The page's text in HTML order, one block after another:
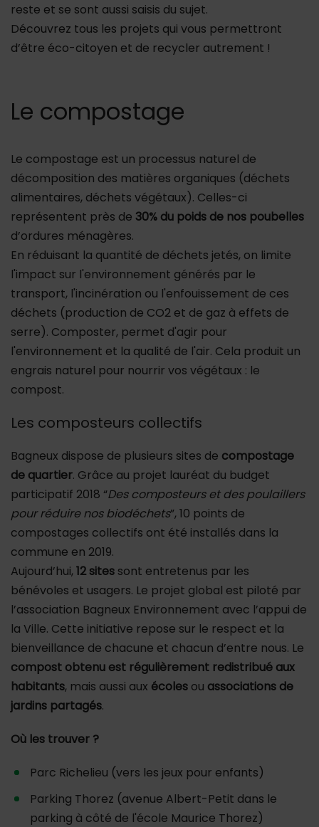
reste et se sont aussi saisis du sujet.
Découvrez tous les projets qui vous permettront
d’être éco-citoyen et de recycler autrement !
Le compostage
Le compostage est un processus naturel de
décomposition des matières organiques (déchets
alimentaires, déchets végétaux). Celles-ci
représentent près de 30% du poids de nos poubelles
d’ordures ménagères.
En réduisant la quantité de déchets jetés, on limite
l'impact sur l'environnement générés par le
transport, l'incinération ou l'enfouissement de ces
déchets (production de CO2 et de gaz à effets de
serre). Composter, permet d'agir pour
l'environnement et la qualité de l'air. Cela produit un
engrais naturel pour nourrir vos végétaux : le
compost.
Les composteurs collectifs
Bagneux dispose de plusieurs sites de compostage
de quartier. Grâce au projet lauréat du budget
participatif 2018 “Des composteurs et des poulaillers
pour réduire nos biodéchets”, 10 points de
compostages collectifs ont été installés dans la
commune en 2019.
Aujourd’hui, 12 sites sont entretenus par les
bénévoles et usagers. Le projet global est piloté par
l’association Bagneux Environnement avec l’appui de
la Ville. Cette initiative repose sur le respect et la
bienveillance de chacune et chacun d’entre nous. Le
compost obtenu est régulièrement redistribué aux
habitants, mais aussi aux écoles ou associations de
jardins partagés.
Où les trouver ?
Parc Richelieu (vers les jeux pour enfants)
Parking Thorez (avenue Albert-Petit dans le
parking à côté de l'école Maurice Thorez)